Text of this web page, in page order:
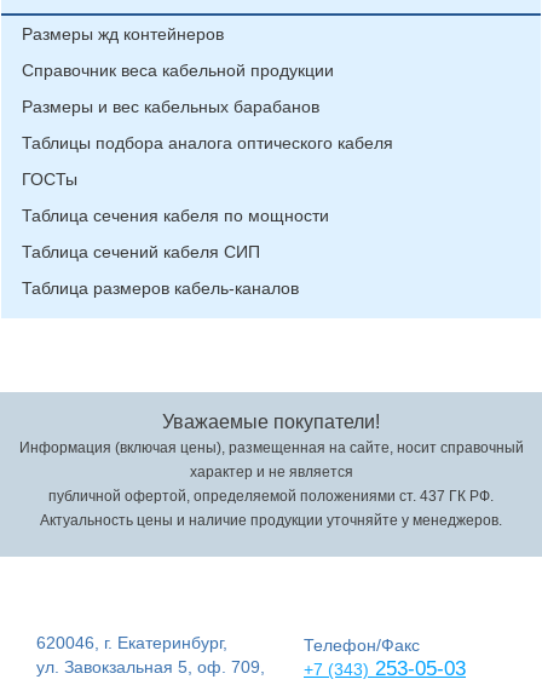
Размеры жд контейнеров
Справочник веса кабельной продукции
Размеры и вес кабельных барабанов
Таблицы подбора аналога оптического кабеля
ГОСТы
Таблица сечения кабеля по мощности
Таблица сечений кабеля СИП
Таблица размеров кабель-каналов
Уважаемые покупатели!
Информация (включая цены), размещенная на сайте, носит справочный
характер и не является
публичной офертой, определяемой положениями ст. 437 ГК РФ.
Актуальность цены и наличие продукции уточняйте у менеджеров.
620046, г. Екатеринбург,
ул. Завокзальная 5, оф. 709,
Телефон/Факс
+7 (343) 253-05-03